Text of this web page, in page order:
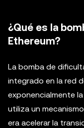
¿Qué es la
Ethereum?
La bomba de
integrado en la red
exponencialmente
utiliza un
era acelerar la